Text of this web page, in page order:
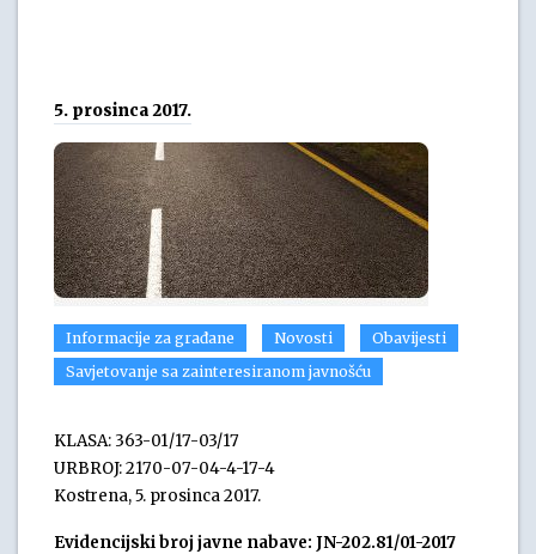
5. prosinca 2017.
Informacije za građane Novosti
Obavijesti
Savjetovanje sa zainteresiranom javnošću
KLASA: 363-01/17-03/17
URBROJ: 2170-07-04-4-17-4
Kostrena, 5. prosinca 2017.
Evidencijski broj javne nabave: JN-202.81/01-2017